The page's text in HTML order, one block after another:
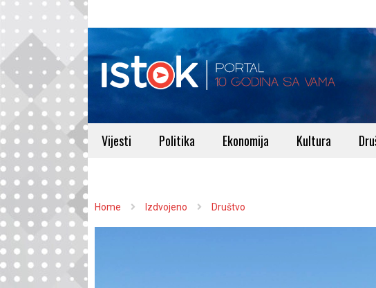
Vijesti Politika Ekonomija Kultura
Home Izdvojeno Društvo